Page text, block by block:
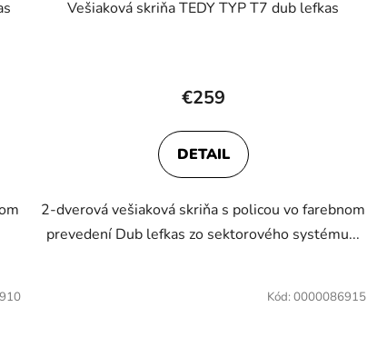
Vešiaková skriňa TEDY TYP T7 dub lefkas
€259
DETAIL
2-dverová vešiaková skriňa s policou vo farebnom
prevedení Dub lefkas zo sektorového systému...
Kód: 0000086915